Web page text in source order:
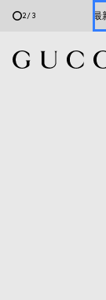
2/3 最